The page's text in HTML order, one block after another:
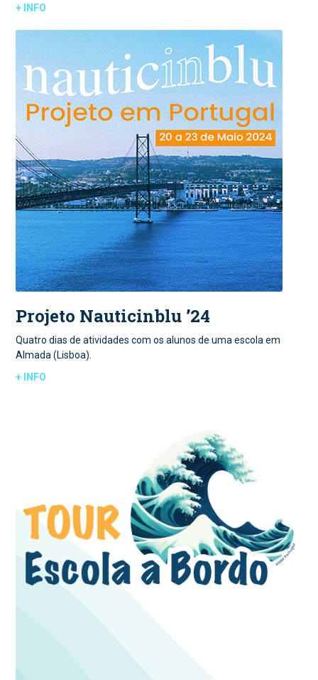
+ INFO
Projeto Nauticinblu ’24
Quatro dias de atividades com os alunos de uma escola em
Almada (Lisboa).
+ INFO